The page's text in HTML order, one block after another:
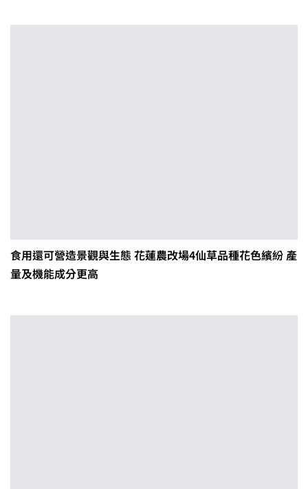
食用還可營造景觀與生態 花蓮農改場4仙草品種花色繽紛 產
量及機能成分更高